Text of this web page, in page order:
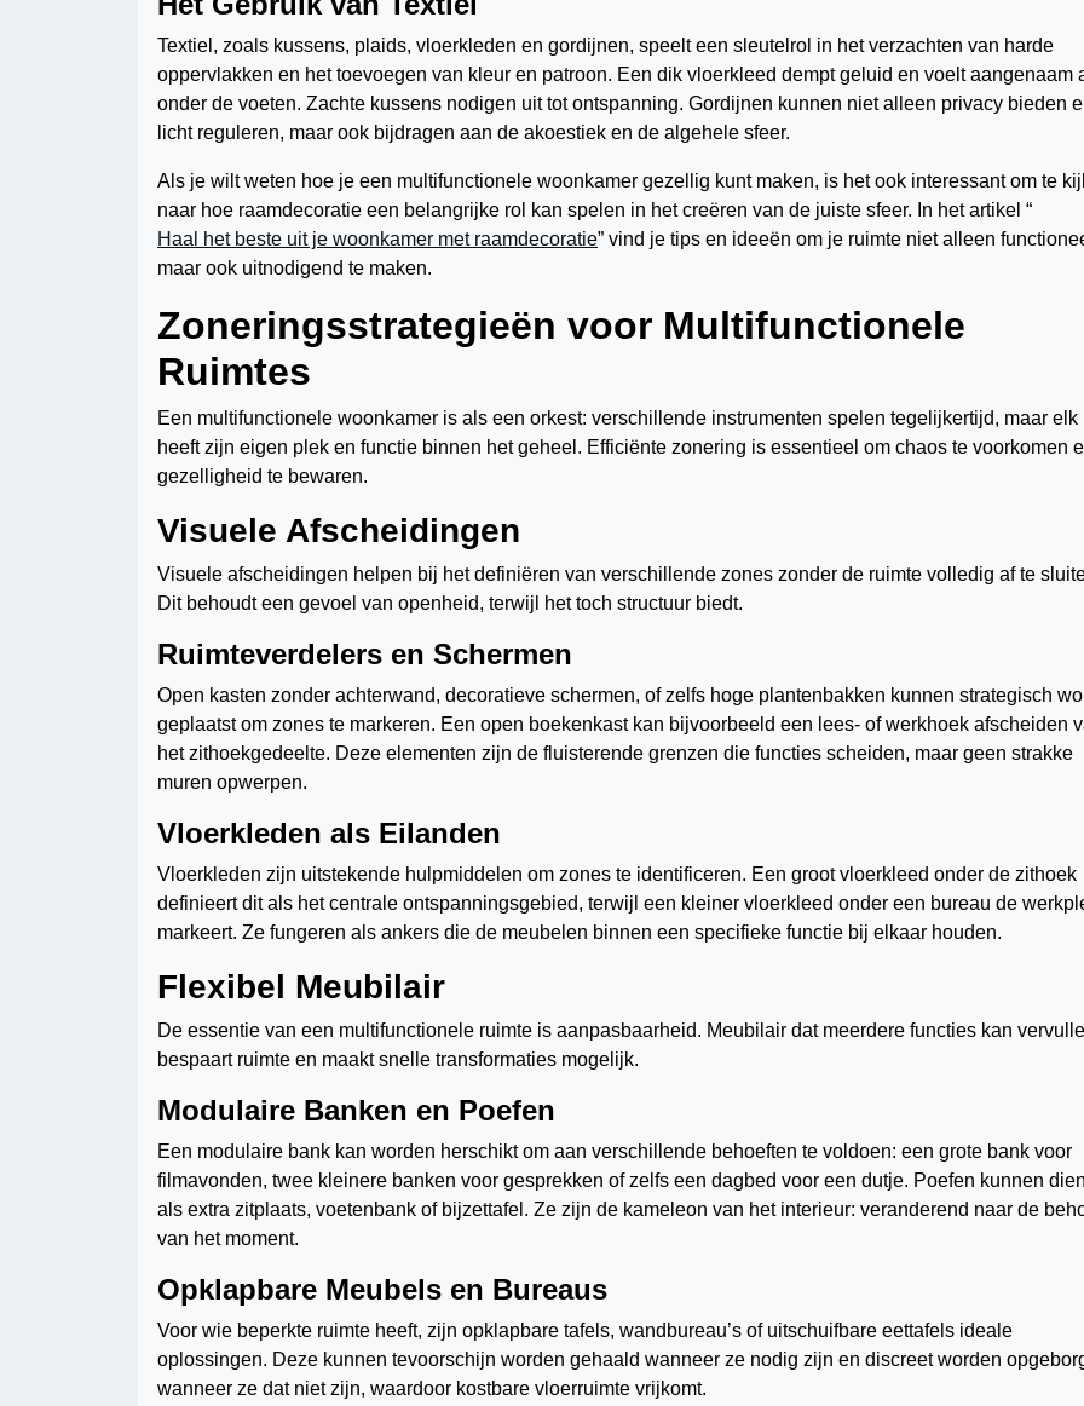
Textiel, zoals kussens, plaids, vloerkleden en gordijnen, speelt een sleutelrol in het verzachten van harde
oppervlakken en het toevoegen van kleur en patroon. Een dik vloerkleed dempt geluid en voelt aangenaam
onder de voeten. Zachte kussens nodigen uit tot ontspanning. Gordijnen kunnen niet alleen privacy bieden
licht reguleren, maar ook bijdragen aan de akoestiek en de algehele sfeer.
Als je wilt weten hoe je een multifunctionele woonkamer gezellig kunt maken, is het ook interessant om te
naar hoe raamdecoratie een belangrijke rol kan spelen in het creëren van de juiste sfeer. In het artikel “
Haal het beste uit je woonkamer met raamdecoratie” vind je tips en ideeën om je ruimte niet alleen
maar ook uitnodigend te maken.
Zoneringsstrategieën voor Multifunctionele
Ruimtes
Een multifunctionele woonkamer is als een orkest: verschillende instrumenten spelen tegelijkertijd, maar elk
heeft zijn eigen plek en functie binnen het geheel. Efficiënte zonering is essentieel om chaos te voorkomen
gezelligheid te bewaren.
Visuele Afscheidingen
Visuele afscheidingen helpen bij het definiëren van verschillende zones zonder de ruimte volledig af te
Dit behoudt een gevoel van openheid, terwijl het toch structuur biedt.
Ruimteverdelers en Schermen
Open kasten zonder achterwand, decoratieve schermen, of zelfs hoge plantenbakken kunnen strategisch
geplaatst om zones te markeren. Een open boekenkast kan bijvoorbeeld een lees- of werkhoek afscheiden
het zithoekgedeelte. Deze elementen zijn de fluisterende grenzen die functies scheiden, maar geen strakke
muren opwerpen.
Vloerkleden als Eilanden
Vloerkleden zijn uitstekende hulpmiddelen om zones te identificeren. Een groot vloerkleed onder de zithoek
definieert dit als het centrale ontspanningsgebied, terwijl een kleiner vloerkleed onder een bureau de
markeert. Ze fungeren als ankers die de meubelen binnen een specifieke functie bij elkaar houden.
Flexibel Meubilair
De essentie van een multifunctionele ruimte is aanpasbaarheid. Meubilair dat meerdere functies kan
bespaart ruimte en maakt snelle transformaties mogelijk.
Modulaire Banken en Poefen
Een modulaire bank kan worden herschikt om aan verschillende behoeften te voldoen: een grote bank voor
filmavonden, twee kleinere banken voor gesprekken of zelfs een dagbed voor een dutje. Poefen kunnen
als extra zitplaats, voetenbank of bijzettafel. Ze zijn de kameleon van het interieur: veranderend naar de
van het moment.
Opklapbare Meubels en Bureaus
Voor wie beperkte ruimte heeft, zijn opklapbare tafels, wandbureau’s of uitschuifbare eettafels ideale
oplossingen. Deze kunnen tevoorschijn worden gehaald wanneer ze nodig zijn en discreet worden
wanneer ze dat niet zijn, waardoor kostbare vloerruimte vrijkomt.